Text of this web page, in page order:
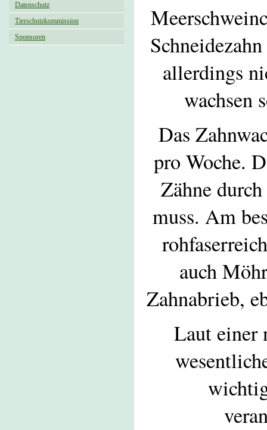
Datenschutz
Tierschutzkommission
Sponsoren
allerdings
wachsen
Das
pro Woche.
Zähne
muss. Am
auch
Zahnabrieb,
Laut einer